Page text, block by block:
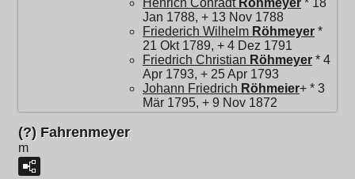
Henrich Conradt Röhmeyer * 18
Jan 1788, + 13 Nov 1788
Friederich Wilhelm Röhmeyer *
21 Okt 1789, + 4 Dez 1791
Friedrich Christian Röhmeyer * 4
Apr 1793, + 25 Apr 1793
Johann Friedrich Röhmeier+ * 3
Mär 1795, + 9 Nov 1872
(?) Fahrenmeyer
m